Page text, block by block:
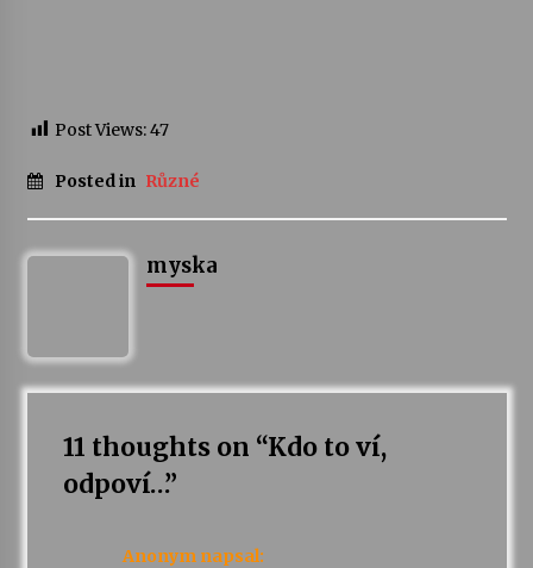
Post Views:47
Posted in Různé
myska
11 thoughts on “Kdo to ví,
odpoví…”
Anonym napsal: